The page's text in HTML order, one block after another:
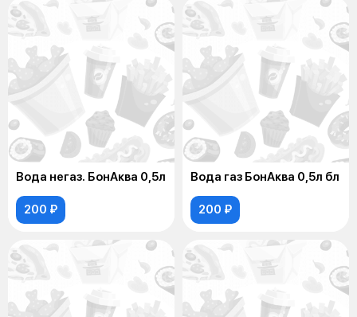
Вода негаз. БонАква 0,5л
200 ₽
Вода газ БонАква 0,5л бл
200 ₽